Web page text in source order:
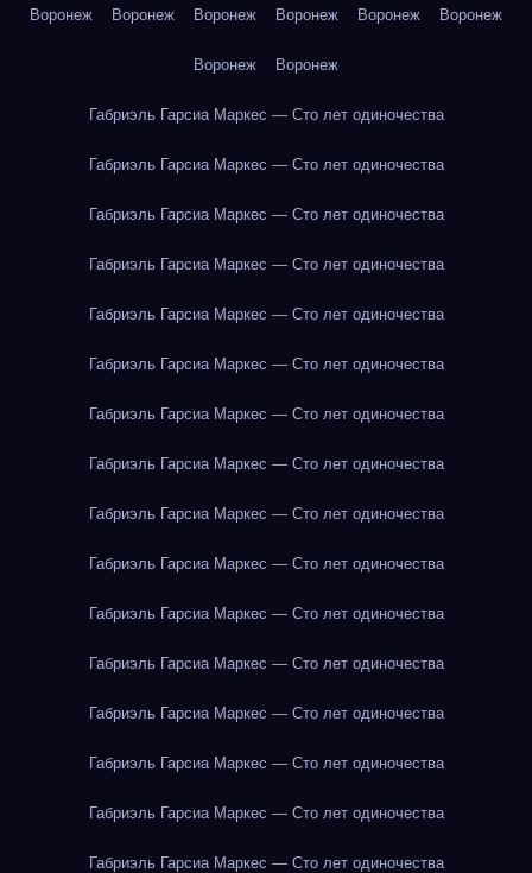
Воронеж Воронеж Воронеж Воронеж Воронеж Воронеж
Воронеж Воронеж
Габриэль Гарсиа Маркес — Сто лет одиночества
Габриэль Гарсиа Маркес — Сто лет одиночества
Габриэль Гарсиа Маркес — Сто лет одиночества
Габриэль Гарсиа Маркес — Сто лет одиночества
Габриэль Гарсиа Маркес — Сто лет одиночества
Габриэль Гарсиа Маркес — Сто лет одиночества
Габриэль Гарсиа Маркес — Сто лет одиночества
Габриэль Гарсиа Маркес — Сто лет одиночества
Габриэль Гарсиа Маркес — Сто лет одиночества
Габриэль Гарсиа Маркес — Сто лет одиночества
Габриэль Гарсиа Маркес — Сто лет одиночества
Габриэль Гарсиа Маркес — Сто лет одиночества
Габриэль Гарсиа Маркес — Сто лет одиночества
Габриэль Гарсиа Маркес — Сто лет одиночества
Габриэль Гарсиа Маркес — Сто лет одиночества
Габриэль Гарсиа Маркес — Сто лет одиночества